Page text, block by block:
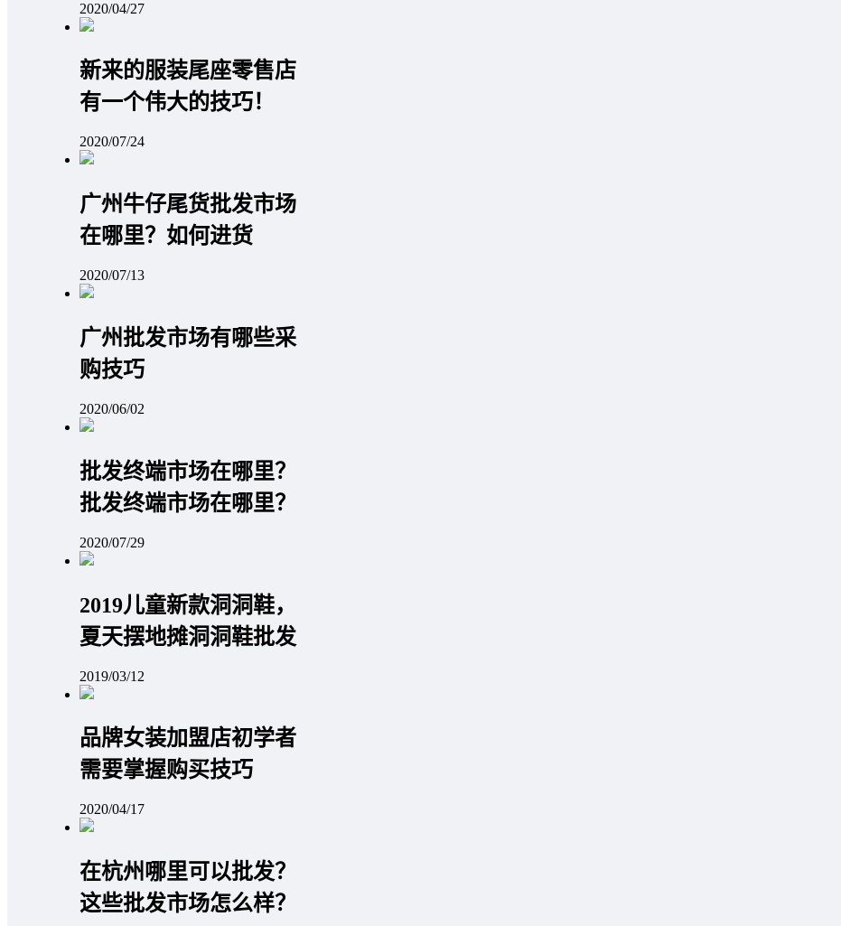
2020/04/27
新来的服装尾座零售店
有一个伟大的技巧！
2020/07/24
广州牛仔尾货批发市场
在哪里？如何进货
2020/07/13
广州批发市场有哪些采
购技巧
2020/06/02
批发终端市场在哪里？
批发终端市场在哪里？
2020/07/29
2019儿童新款洞洞鞋，
夏天摆地摊洞洞鞋批发
2019/03/12
品牌女装加盟店初学者
需要掌握购买技巧
2020/04/17
在杭州哪里可以批发？
这些批发市场怎么样？